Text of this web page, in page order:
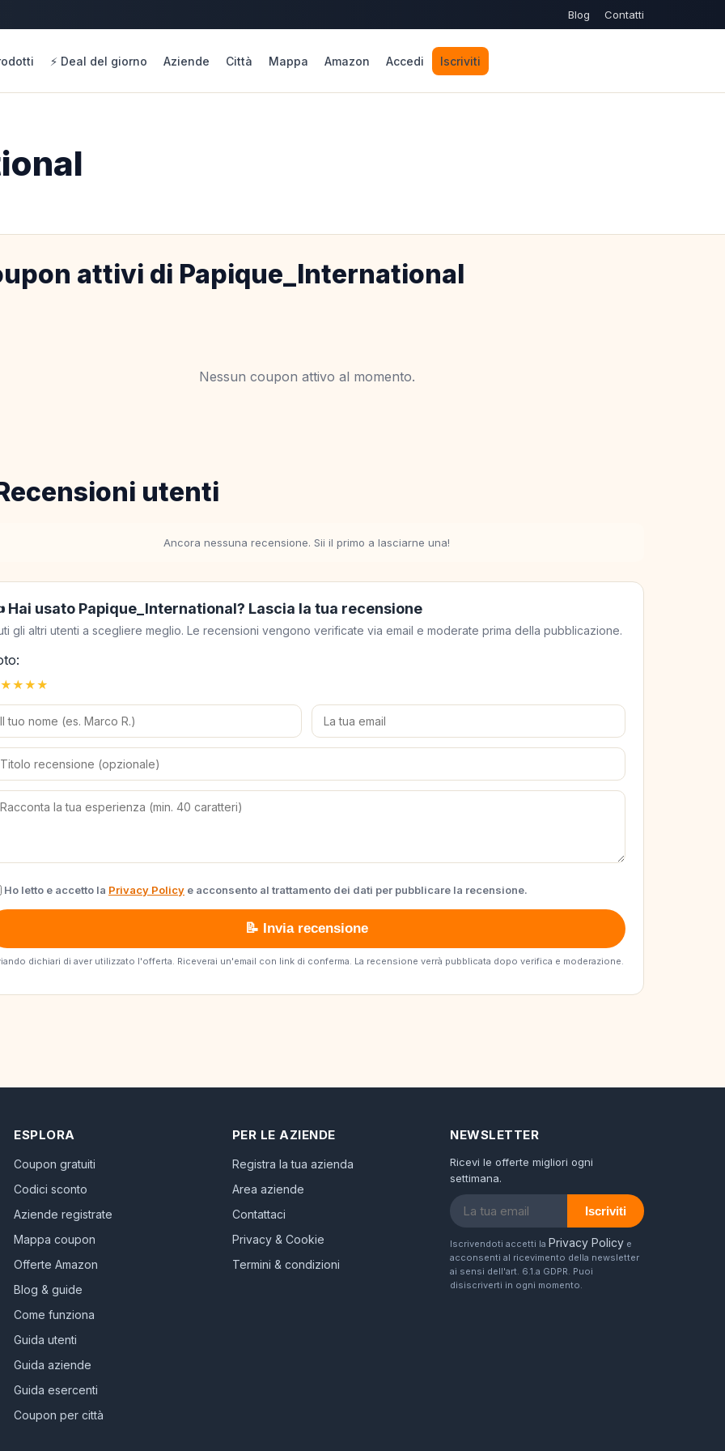
Blog Contatti
⚡ Deal del giorno Aziende Città Mappa Amazon Accedi Iscriviti
attivi di Papique_International
Nessun coupon attivo al momento.
utenti
Ancora nessuna recensione. Sii il primo a lasciarne una!
usato Papique_International? Lascia la tua recensione
gli altri utenti a scegliere meglio. Le recensioni vengono verificate via email e moderate prima della pubblicazione.
★
★
★
★
Ho letto e accetto la Privacy Policy e acconsento al trattamento dei dati per pubblicare la recensione.
📝 Invia recensione
dichiari di aver utilizzato l'offerta. Riceverai un'email con link di conferma. La recensione verrà pubblicata dopo verifica e moderazione.
ESPLORA
Coupon gratuiti
Codici sconto
Aziende registrate
Mappa coupon
Offerte Amazon
Blog & guide
Come funziona
Guida utenti
Guida aziende
Guida esercenti
Coupon per città
PER LE AZIENDE
Registra la tua azienda
Area aziende
Contattaci
Privacy & Cookie
Termini & condizioni
NEWSLETTER
Ricevi le offerte migliori ogni
settimana.
Iscriviti
Iscrivendoti accetti la Privacy Policy e
acconsenti al ricevimento della newsletter
ai sensi dell'art. 6.1.a GDPR. Puoi
disiscriverti in ogni momento.